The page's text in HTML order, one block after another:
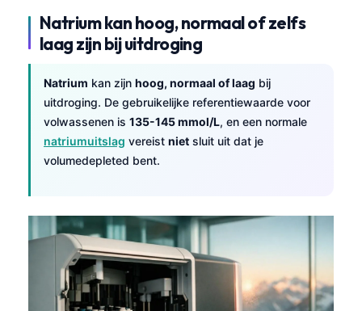
Natrium kan hoog, normaal of zelfs
laag zijn bij uitdroging
Natrium kan zijn hoog, normaal of laag bij
uitdroging. De gebruikelijke referentiewaarde voor
volwassenen is 135-145 mmol/L, en een normale
natriumuitslag vereist niet sluit uit dat je
volumedepleted bent.